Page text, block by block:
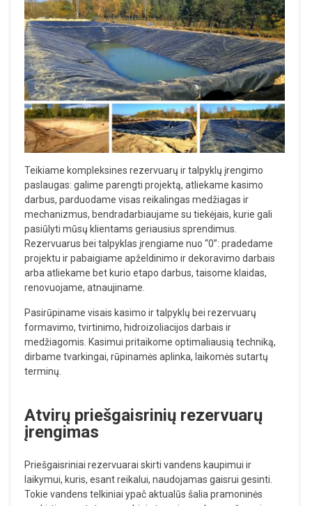
Teikiame kompleksines rezervuarų ir talpyklų įrengimo
paslaugas: galime parengti projektą, atliekame kasimo
darbus, parduodame visas reikalingas medžiagas ir
mechanizmus, bendradarbiaujame su tiekėjais, kurie gali
pasiūlyti mūsų klientams geriausius sprendimus.
Rezervuarus bei talpyklas įrengiame nuo “0”: pradedame
projektu ir pabaigiame apželdinimo ir dekoravimo darbais
arba atliekame bet kurio etapo darbus, taisome klaidas,
renovuojame, atnaujiname.
Pasirūpiname visais kasimo ir talpyklų bei rezervuarų
formavimo, tvirtinimo, hidroizoliacijos darbais ir
medžiagomis. Kasimui pritaikome optimaliausią techniką,
dirbame tvarkingai, rūpinamės aplinka, laikomės sutartų
terminų.
Atvirų priešgaisrinių rezervuarų
įrengimas
Priešgaisriniai rezervuarai skirti vandens kaupimui ir
laikymui, kuris, esant reikalui, naudojamas gaisrui gesinti.
Tokie vandens telkiniai ypač aktualūs šalia pramoninės